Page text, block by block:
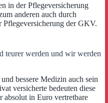
in der Pflegeversicherung
anderen auch durch
Pflegeversicherung der GKV.
teurer werden und wir werden
bessere Medizin auch sein
versicherte bedeuten diese
absolut in Euro vertretbare